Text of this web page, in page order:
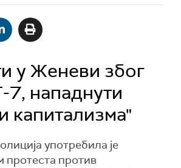
у Женеви због
7, нападнути
капитализма"
употребила је
протеста против